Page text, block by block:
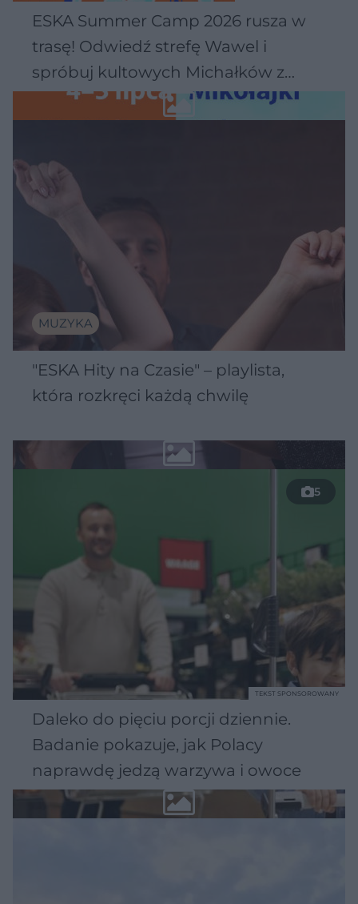
ESKA Summer Camp 2026 rusza w
trasę! Odwiedź strefę Wawel i
spróbuj kultowych Michałków z
Wawelu
MUZYKA
"ESKA Hity na Czasie" – playlista,
która rozkręci każdą chwilę
5
Daleko do pięciu porcji dziennie.
Badanie pokazuje, jak Polacy
naprawdę jedzą warzywa i owoce
TEKST SPONSOROWANY